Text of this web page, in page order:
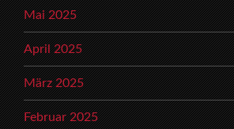
Mai 2025
April 2025
März 2025
Februar 2025